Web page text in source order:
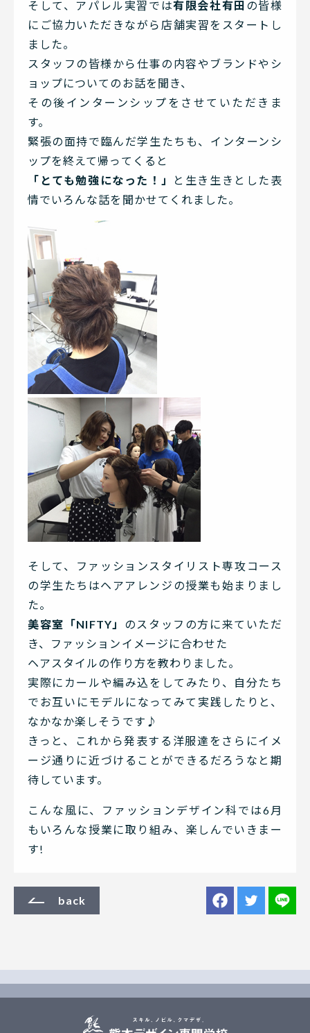
そして、アパレル実習では有限会社有田 の皆様
にご協力いただきながら店舗実習をスタートし
ました。
スタッフの皆様から仕事の内容やブランドやシ
ョップについてのお話を聞き、
その後インターンシップをさせていただきま
す。
緊張の面持で臨んだ学生たちも、インターンシ
ップを終えて帰ってくると
「とても勉強になった！」
と生き生きとした表
情でいろんな話を聞かせてくれました。
そして、ファッションスタイリスト専攻コース
の学生たちはヘアアレンジの授業も始まりまし
た。
美容室「NIFTY」 のスタッフの方に来ていただ
き、ファッションイメージに合わせた
ヘアスタイルの作り方を教わりました。
実際にカールや編み込をしてみたり、自分たち
でお互いにモデルになってみて実践したりと、
なかなか楽しそうです♪
きっと、これから発表する洋服達をさらにイメ
ージ通りに近づけることができるだろうなと期
待しています。
こんな風に、ファッションデザイン科では6月
もいろんな授業に取り組み、楽しんでいきまー
す!
back